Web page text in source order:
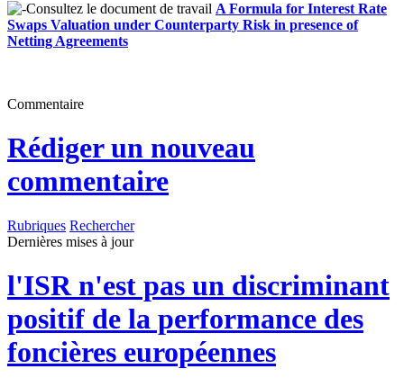
Consultez le document de travail A Formula for Interest Rate
Swaps Valuation under Counterparty Risk in presence of
Netting Agreements
Commentaire
Rédiger un nouveau
commentaire
Rubriques Rechercher
Dernières mises à jour
l'ISR n'est pas un discriminant
positif de la performance des
foncières européennes